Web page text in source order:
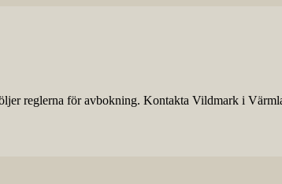
reglerna för avbokning. Kontakta Vildmark i